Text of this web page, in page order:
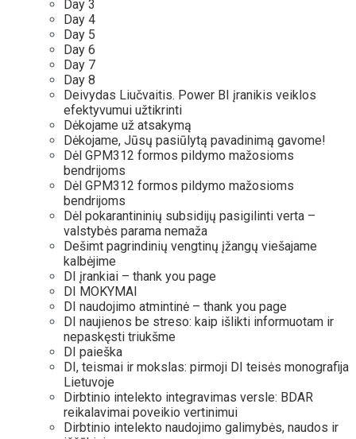
Day 3
Day 4
Day 5
Day 6
Day 7
Day 8
Deivydas Liučvaitis. Power BI įranikis veiklos
efektyvumui užtikrinti
Dėkojame už atsakymą
Dėkojame, Jūsų pasiūlytą pavadinimą gavome!
Dėl GPM312 formos pildymo mažosioms
bendrijoms
Dėl GPM312 formos pildymo mažosioms
bendrijoms
Dėl pokarantininių subsidijų pasigilinti verta –
valstybės parama nemaža
Dešimt pagrindinių vengtinų įžangų viešajame
kalbėjime
DI įrankiai – thank you page
DI MOKYMAI
DI naudojimo atmintinė – thank you page
DI naujienos be streso: kaip išlikti informuotam ir
nepaskęsti triukšme
DI paieška
DI, teismai ir mokslas: pirmoji DI teisės monografija
Lietuvoje
Dirbtinio intelekto integravimas versle: BDAR
reikalavimai poveikio vertinimui
Dirbtinio intelekto naudojimo galimybės, naudos ir